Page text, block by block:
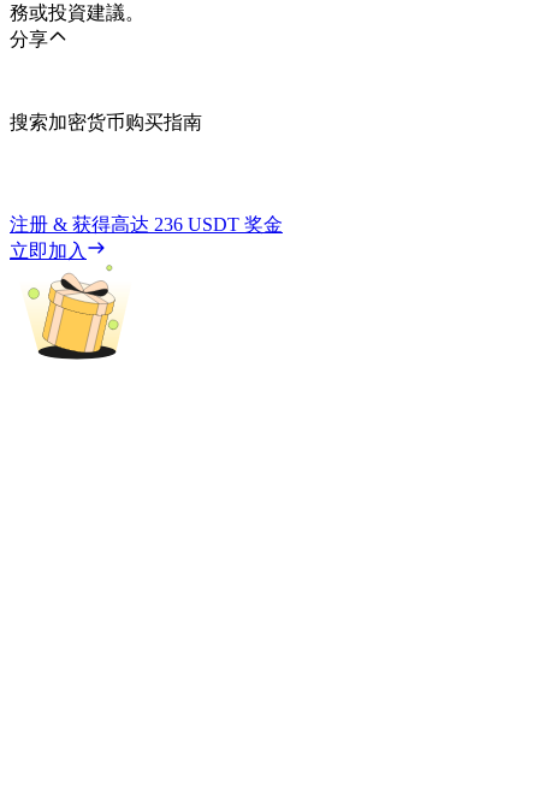
務或投資建議。
分享
搜索加密货币购买指南
注册 & 获得高达 236 USDT 奖金
立即加入